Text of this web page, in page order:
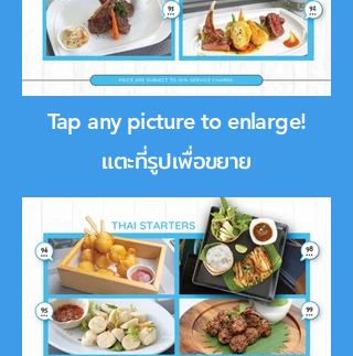
Tap any picture to enlarge!
แตะที่รูปเพื่อขยาย